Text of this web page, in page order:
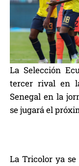
La Selección
tercer rival en
Senegal en la
se jugará el
La Tricolor ya se